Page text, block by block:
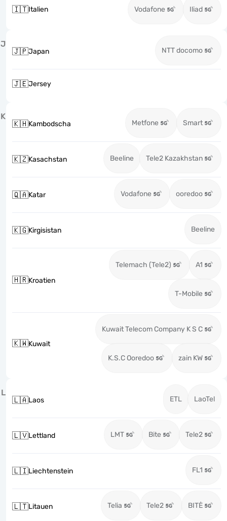
🇮🇹Italien Vodafone Iliad
J
🇯🇵Japan NTT docomo
🇯🇪Jersey
K
🇰🇭Kambodscha Metfone Smart
🇰🇿Kasachstan Beeline Tele2 Kazakhstan
🇶🇦Katar Vodafone ooredoo
🇰🇬Kirgisistan Beeline
🇭🇷Kroatien
Telemach (Tele2) A1
T-Mobile
🇰🇼Kuwait
Kuwait Telecom Company K S C
K.S.C Ooredoo zain KW
L
🇱🇦Laos ETL LaoTel
🇱🇻Lettland LMT Bite Tele2
🇱🇮Liechtenstein FL1
🇱🇹Litauen Telia Tele2 BITĖ